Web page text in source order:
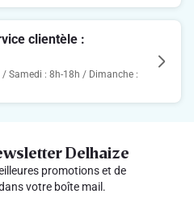
clientèle :
/ Samedi : 8h-18h / Dimanche :
Delhaize
promotions et de
votre boîte mail.